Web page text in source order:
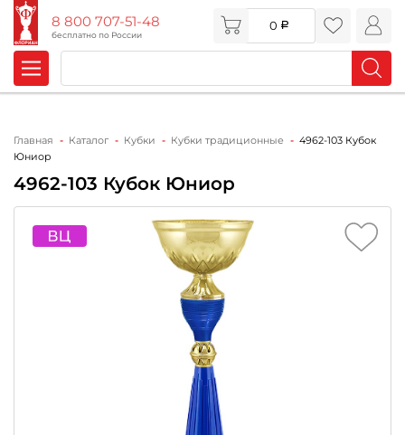
8 800 707-51-48
бесплатно по России
0
Главная Каталог Кубки Кубки традиционные
4962-103 Кубок
Юниор
4962-103 Кубок Юниор